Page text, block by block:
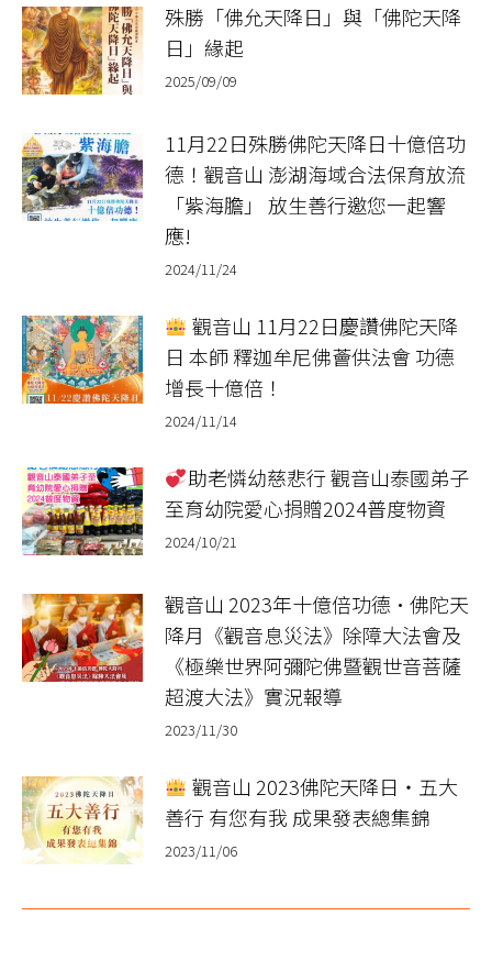
殊勝「佛允天降日」與「佛陀天降
日」緣起
2025/09/09
11月22日殊勝佛陀天降日十億倍功
德！觀音山 澎湖海域合法保育放流
「紫海膽」 放生善行邀您一起響
應!
2024/11/24
觀音山 11月22日慶讚佛陀天降
日 本師 釋迦牟尼佛薈供法會 功德
增長十億倍！
2024/11/14
助老憐幼慈悲行 觀音山泰國弟子
至育幼院愛心捐贈2024普度物資
2024/10/21
觀音山 2023年十億倍功德•佛陀天
降月《觀音息災法》除障大法會及
《極樂世界阿彌陀佛暨觀世音菩薩
超渡大法》實況報導
2023/11/30
觀音山 2023佛陀天降日‧五大
善行 有您有我 成果發表總集錦
2023/11/06